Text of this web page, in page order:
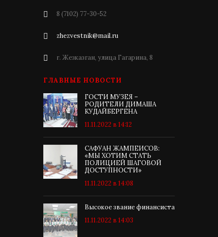
8 (7102) 77-30-52
zhezvestnik@mail.ru
г. Жезказган, улица Гагарина, 8
ГЛАВНЫЕ НОВОСТИ
ГОСТИ МУЗЕЯ –
РОДИТЕЛИ ДИМАША
КУДАЙБЕРГЕНА
11.11.2022 в 14:12
САФУАН ЖАМПЕИСОВ:
«МЫ ХОТИМ СТАТЬ
ПОЛИЦИЕЙ ШАГОВОЙ
ДОСТУПНОСТИ»
11.11.2022 в 14:08
Высокое звание финансиста
11.11.2022 в 14:03